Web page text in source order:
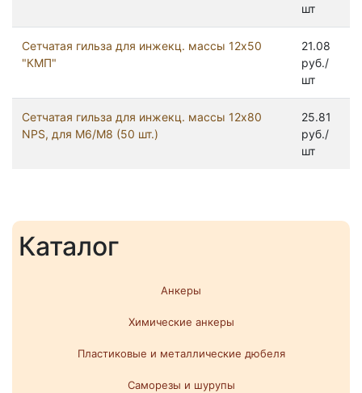
Каталог
Анкеры
Химические анкеры
Пластиковые и металлические дюбеля
Саморезы и шурупы
шт
Сетчатая гильза для инжекц. массы 12х50
"КМП"
21.08
руб./
шт
Сетчатая гильза для инжекц. массы 12х80
NPS, для М6/М8 (50 шт.)
25.81
руб./
шт